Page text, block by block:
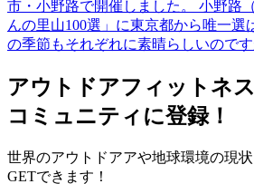
市・小野路で開催しました。 小野路
んの里山100選」に東京都から唯一選
の季節もそれぞれに素晴らしいので
アウトドアフィットネス
コミュニティに登録！
世界のアウトドアアや地球環境の現
GETできます！